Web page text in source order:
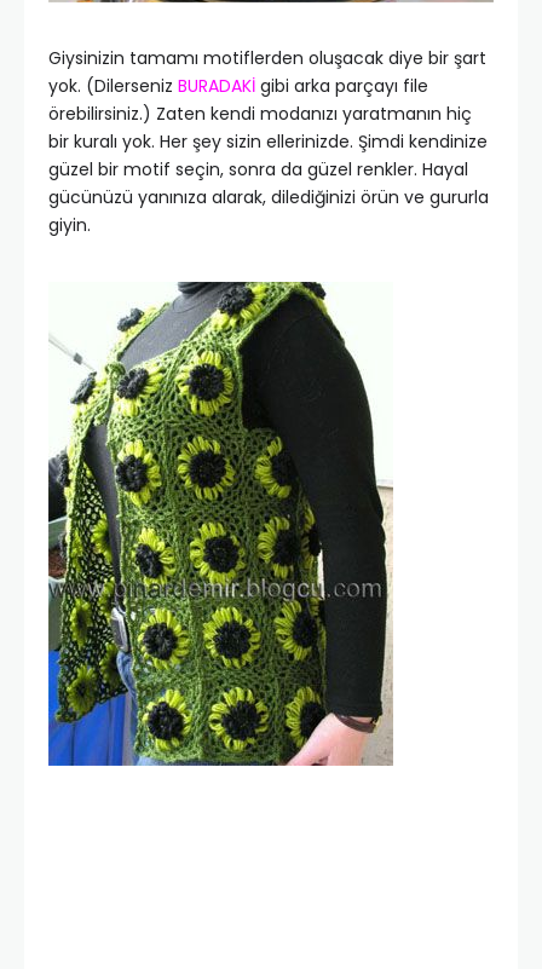
Giysinizin tamamı motiflerden oluşacak diye bir şart
yok. (Dilerseniz BURADAKİ gibi arka parçayı file
örebilirsiniz.) Zaten kendi modanızı yaratmanın hiç
bir kuralı yok. Her şey sizin ellerinizde. Şimdi kendinize
güzel bir motif seçin, sonra da güzel renkler. Hayal
gücünüzü yanınıza alarak, dilediğinizi örün ve gururla
giyin.